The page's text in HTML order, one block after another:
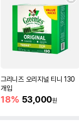
그리니즈 오리지널 티니 130
개입
18% 53,000원